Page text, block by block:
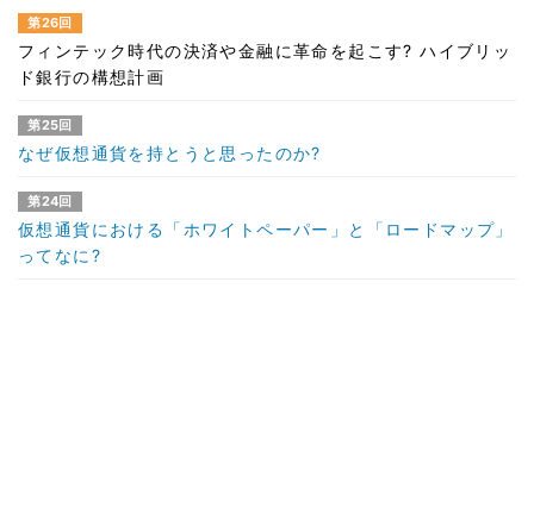
第26回
フィンテック時代の決済や金融に革命を起こす? ハイブリッ
ド銀行の構想計画
第25回
なぜ仮想通貨を持とうと思ったのか?
第24回
仮想通貨における「ホワイトペーパー」と「ロードマップ」
ってなに?